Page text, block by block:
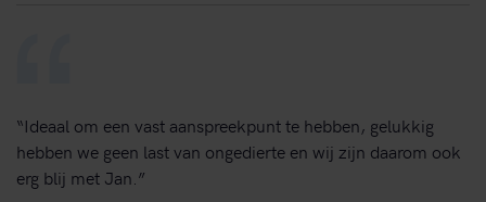
“Ideaal om een vast aanspreekpunt te hebben, gelukkig
hebben we geen last van ongedierte en wij zijn daarom ook
erg blij met Jan.”